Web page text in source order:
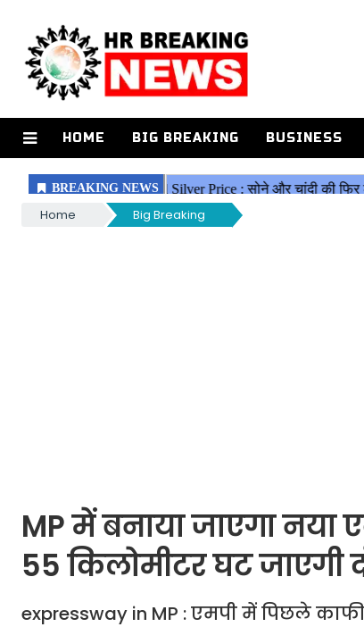
HOME BIG BREAKING BUSINESS
Home Big Breaking
MP में बनाया जाएगा नया
55 किलोमीटर घट जाएगी
expressway in MP : एमपी में पिछले